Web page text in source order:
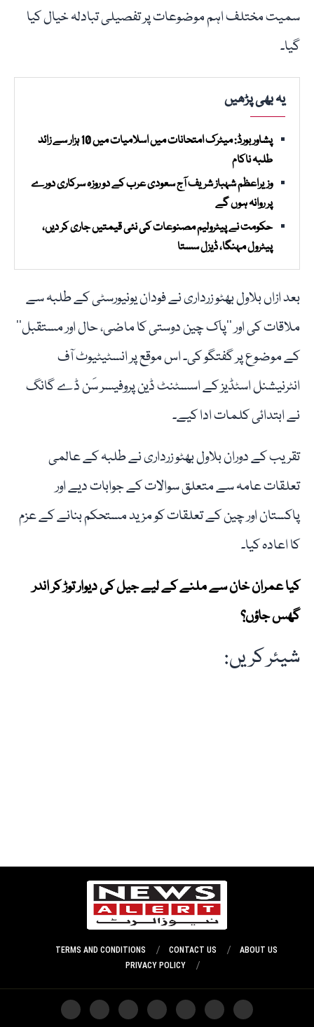
سمیت مختلف اہم موضوعات پر تفصیلی تبادلہ خیال کیا
گیا۔
یہ بھی پڑھیں
پشاور بورڈ: میٹرک امتحانات میں اسلامیات میں 10 ہزار سے زائد
طلبہ ناکام
وزیراعظم شہباز شریف آج سعودی عرب کے دو روزہ سرکاری دورے
پر روانہ ہوں گے
حکومت نے پیٹرولیم مصنوعات کی نئی قیمتیں جاری کر دیں،
پیٹرول مہنگا، ڈیزل سستا
بعد ازاں بلاول بھٹو زرداری نے فودان یونیورسٹی کے طلبہ سے
ملاقات کی اور ’’پاک چین دوستی کا ماضی، حال اور مستقبل‘‘
کے موضوع پر گفتگو کی۔ اس موقع پر انسٹیٹیوٹ آف
انٹرنیشنل اسٹڈیز کے اسسٹنٹ ڈین پروفیسر سَن ڈے گانگ
نے ابتدائی کلمات ادا کیے۔
تقریب کے دوران بلاول بھٹو زرداری نے طلبہ کے عالمی
تعلقات عامہ سے متعلق سوالات کے جوابات دیے اور
پاکستان اور چین کے تعلقات کو مزید مستحکم بنانے کے عزم
کا اعادہ کیا۔
کیا عمران خان سے ملنے کے لیے جیل کی دیوار توڑ کر اندر
گھس جاؤں؟
شیئر کریں:
ABOUT US
CONTACT US
TERMS AND CONDITIONS
PRIVACY POLICY